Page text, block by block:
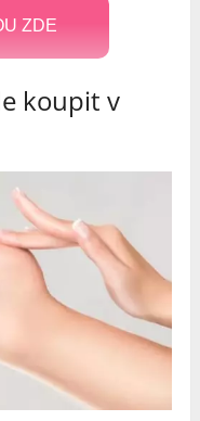
ZDE
koupit v